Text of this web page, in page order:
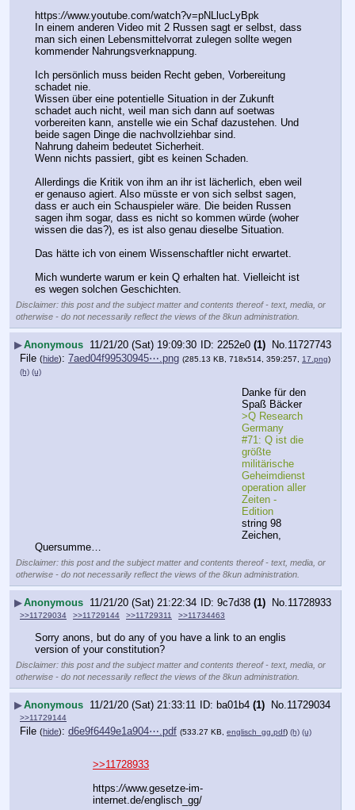
https://www.youtube.com/watch?v=pNLlucLyBpk
In einem anderen Video mit 2 Russen sagt er selbst, dass
man sich einen Lebensmittelvorrat zulegen sollte wegen
kommender Nahrungsverknappung.
Ich persönlich muss beiden Recht geben, Vorbereitung
schadet nie.
Wissen über eine potentielle Situation in der Zukunft
schadet auch nicht, weil man sich dann auf soetwas
vorbereiten kann, anstelle wie ein Schaf dazustehen. Und
beide sagen Dinge die nachvollziehbar sind.
Nahrung daheim bedeutet Sicherheit.
Wenn nichts passiert, gibt es keinen Schaden.
Allerdings die Kritik von ihm an ihr ist lächerlich, eben weil
er genauso agiert. Also müsste er von sich selbst sagen,
dass er auch ein Schauspieler wäre. Die beiden Russen
sagen ihm sogar, dass es nicht so kommen würde (woher
wissen die das?), es ist also genau dieselbe Situation.
Das hätte ich von einem Wissenschaftler nicht erwartet.
Mich wunderte warum er kein Q erhalten hat. Vielleicht ist
es wegen solchen Geschichten.
Disclaimer: this post and the subject matter and contents thereof - text, media, or
otherwise - do not necessarily reflect the views of the 8kun administration.
▶Anonymous 11/21/20 (Sat) 19:09:30 2252e0 (1) No. 11727743
File (hide): 7aed04f99530945⋯.png (285.13 KB, 718x514, 359:257, 17.png)
(h) (u)
Danke für den
Spaß Bäcker
>Q Research
Germany
#71: Q ist die
größte
militärische
Geheimdienst
operation aller
Zeiten -
Edition
string 98
Zeichen,
Quersumme…
Disclaimer: this post and the subject matter and contents thereof - text, media, or
otherwise - do not necessarily reflect the views of the 8kun administration.
▶Anonymous 11/21/20 (Sat) 21:22:34 9c7d38 (1) No. 11728933
>>11729034 >>11729144 >>11729311 >>11734463
Sorry anons, but do any of you have a link to an englis
version of your constitution?
Disclaimer: this post and the subject matter and contents thereof - text, media, or
otherwise - do not necessarily reflect the views of the 8kun administration.
▶Anonymous 11/21/20 (Sat) 21:33:11 ba01b4 (1) No. 11729034
>>11729144
File (hide): d6e9f6449e1a904⋯.pdf (533.27 KB, englisch_gg.pdf) (h) (u)
>>11728933
https://www.gesetze-im-
internet.de/englisch_gg/